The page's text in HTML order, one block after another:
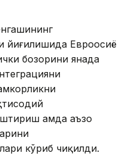
йиғилишида Евроосиё
бозорини янада
ҳамда аъзо
кўриб чиқилди.